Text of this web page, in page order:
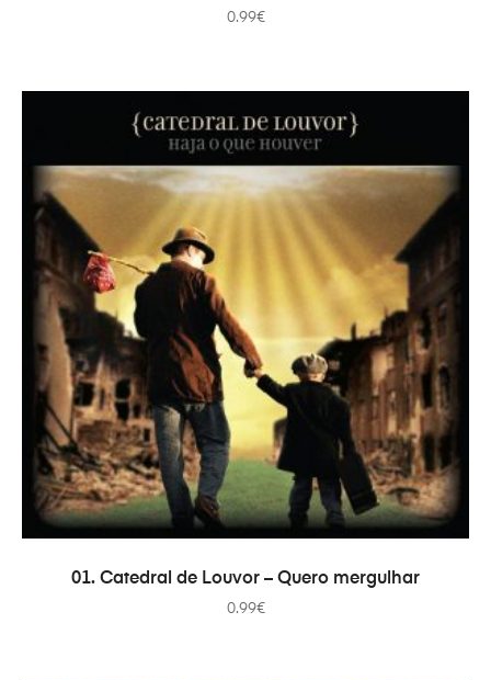
0.99€
ДОДАТИ В КОШИК
01. Catedral de Louvor – Quero mergulhar
0.99€